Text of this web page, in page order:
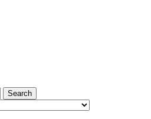
Search